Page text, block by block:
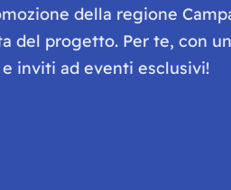
della regione
progetto. Per te, con
inviti ad eventi esclusivi!